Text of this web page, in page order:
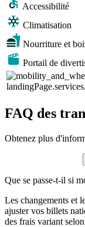
Accessibilité
Climatisation
Nourriture et
Portail de
FAQ des
Obtenez plus
Que se passe-t-il si
Les changements et
ajuster vos billets
des frais variant